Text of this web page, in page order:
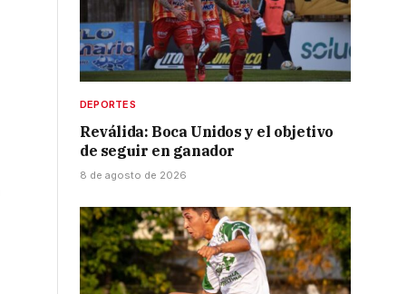
DEPORTES
Reválida: Boca Unidos y el objetivo
de seguir en ganador
8 de agosto de 2026